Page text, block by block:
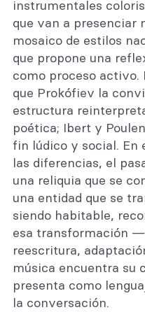
instrumentales
que van a presenciar
mosaico de estilos
que propone una
como proceso activo.
que Prokófiev la
estructura
poética; Ibert y
fin lúdico y social. En
las diferencias, el
una reliquia que se
una entidad que se
siendo habitable,
esa transformación
reescritura,
música encuentra su
presenta como
la conversación.